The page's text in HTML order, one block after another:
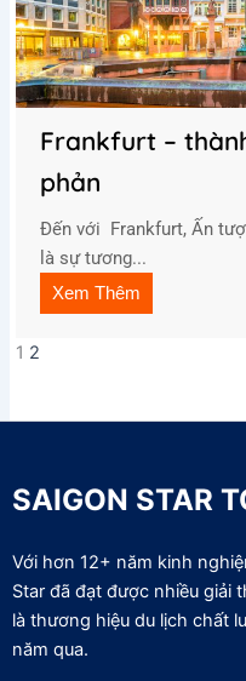
Frankfurt –
phản
Đến với Frankfurt, Ấn
là sự tương...
Xem Thêm
1 2
SAIGON STAR
Với hơn 12+ năm kinh
Star đã đạt được nhiều giải
là thương hiệu du lịch chất
năm qua.